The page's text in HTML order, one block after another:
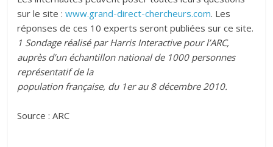
sur le site :www.grand-direct-chercheurs.com. Les
réponses de ces 10 experts seront publiées sur ce site.
1 Sondage réalisé par Harris Interactive pour l’ARC,
auprès d’un échantillon national de 1000 personnes
représentatif de la
population française, du 1er au 8 décembre 2010.
Source : ARC